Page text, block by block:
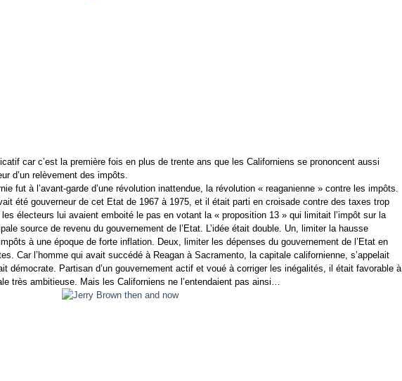
car c’est la première fois en plus de trente ans que les Californiens se prononcent aussi
d’un relèvement des impôts.
fut à l’avant-garde d’une révolution inattendue, la révolution « reaganienne » contre les impôts.
été gouverneur de cet Etat de 1967 à 1975, et il était parti en croisade contre des taxes trop
électeurs lui avaient emboité le pas en votant la « proposition 13 » qui limitait l’impôt sur la
source de revenu du gouvernement de l’Etat. L’idée était double. Un, limiter la hausse
à une époque de forte inflation. Deux, limiter les dépenses du gouvernement de l’Etat en
Car l’homme qui avait succédé à Reagan à Sacramento, la capitale californienne, s’appelait
démocrate. Partisan d’un gouvernement actif et voué à corriger les inégalités, il était favorable à
très ambitieuse. Mais les Californiens ne l’entendaient pas ainsi…